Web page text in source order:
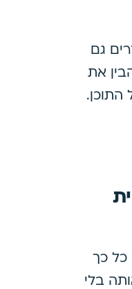
גם
את
התוכן.
כל כך
בלי